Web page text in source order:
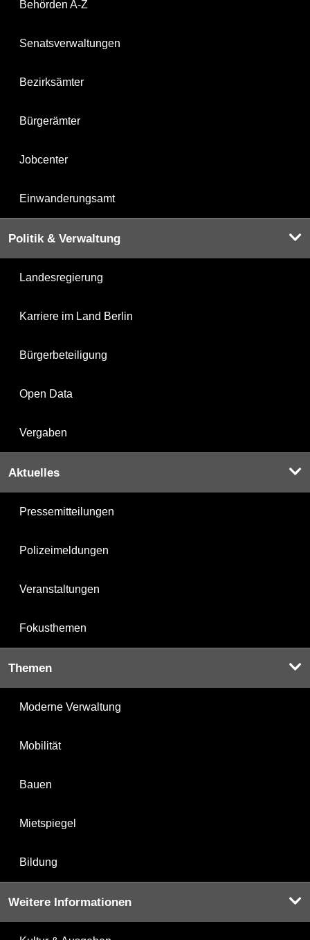
Behörden A-Z
Senatsverwaltungen
Bezirksämter
Bürgerämter
Jobcenter
Einwanderungsamt
Politik & Verwaltung
Landesregierung
Karriere im Land Berlin
Bürgerbeteiligung
Open Data
Vergaben
Aktuelles
Pressemitteilungen
Polizeimeldungen
Veranstaltungen
Fokusthemen
Themen
Moderne Verwaltung
Mobilität
Bauen
Mietspiegel
Bildung
Weitere Informationen